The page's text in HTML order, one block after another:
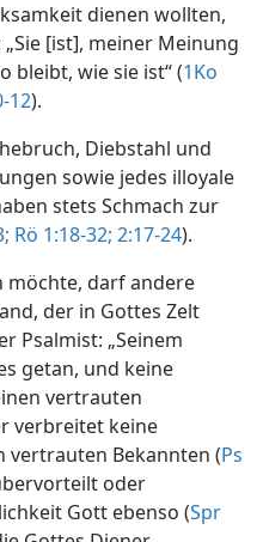
dienen wollten,
[ist], meiner Meinung
bleibt, wie sie ist“ (1Ko
12).
Diebstahl und
sowie jedes illoyale
stets Schmach zur
Rö 1:18-32; 2:17-24).
möchte, darf andere
der in Gottes Zelt
Psalmist: „Seinem
getan, und keine
vertrauten
verbreitet keine
vertrauten Bekannten (Ps
oder
Gott ebenso (Spr